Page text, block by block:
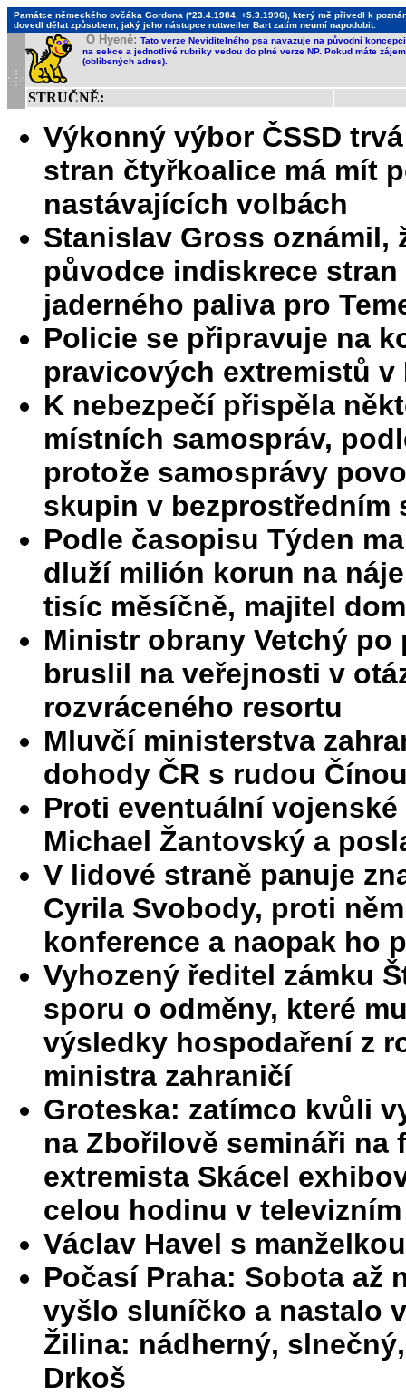
Památce německého ovčáka Gordona (*23.4.1984, +5.3.1996), který mě přivedl k
dovedl dělat způsobem, jaký jeho nástupce rottweiler Bart zatím neumí napodobit.
O Hyeně: Tato verze Neviditelného psa navazuje na původní
na sekce a jednotlivé rubriky vedou do plné verze NP. Pokud máte
(oblíbených adres).
STRUČNĚ:
Výkonný výbor ČSSD
stran čtyřkoalice má mít
nastávajících volbách
Stanislav Gross oznámil,
původce indiskrece
jaderného paliva pro
Policie se připravuje na
pravicových extremistů v
K nebezpečí přispěla
místních samospráv,
protože samosprávy
skupin v bezprostředním
Podle časopisu Týden
dluží milión korun na
tisíc měsíčně, majitel
Ministr obrany Vetchý
bruslil na veřejnosti v
rozvráceného resortu
Mluvčí ministerstva
dohody ČR s rudou
Proti eventuální
Michael Žantovský a
V lidové straně panuje
Cyrila Svobody, proti
konference a naopak ho
Vyhozený ředitel zámku
sporu o odměny, které
výsledky hospodaření z
ministra zahraničí
Groteska: zatímco kvůli
na Zbořilově semináři
extremista Skácel
celou hodinu v
Václav Havel s
Počasí Praha: Sobota až
vyšlo sluníčko a nastalo
Žilina: nádherný,
Drkoš